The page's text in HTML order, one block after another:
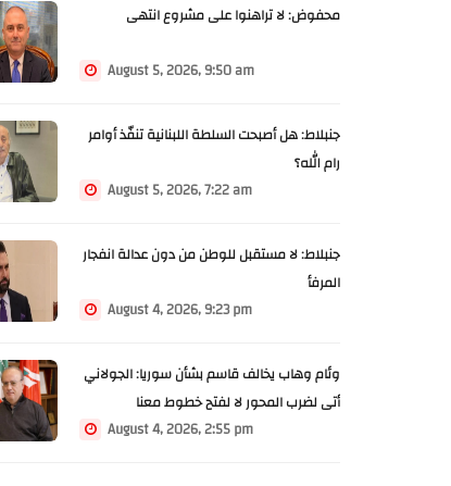
محفوض: لا تراهنوا على مشروع انتهى
August 5, 2026, 9:50 am
جنبلاط: هل أصبحت السلطة اللبنانية تنفّذ أوامر
رام الله؟
August 5, 2026, 7:22 am
جنبلاط: لا مستقبل للوطن من دون عدالة انفجار
المرفأ
August 4, 2026, 9:23 pm
وئام وهاب يخالف قاسم بشأن سوريا: الجولاني
أتى لضرب المحور لا لفتح خطوط معنا
August 4, 2026, 2:55 pm